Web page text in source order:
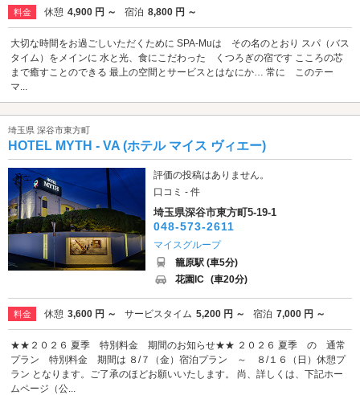
料金 休憩 4,900 円 ～ 宿泊 8,800 円 ～
大切な時間をお過ごしいただくために SPA-Muは その名のとおり スパ（バス
タイム）をメインに 水と光、食にこだわった くつろぎの宿です こころの芯
まで癒すことのできる 最上の空間とサービスとはなにか… 常に このテー
マ...
埼玉県 深谷市東方町
HOTEL MYTH - VA (ホテル マイス ヴィエー)
評価の投稿はありません。
口コミ - 件
埼玉県深谷市東方町5-19-1
048-573-2611
マイスグループ
籠原駅 (車5分)
花園IC (車20分)
料金 休憩 3,600 円 ～ サービスタイム 5,200 円 ～ 宿泊 7,000 円 ～
★★２０２６ 夏季 特別料金 期間のお知らせ★★ ２０２６ 夏季 の 通常
プラン 特別料金 期間は ８/７（金）宿泊プラン ～ ８/１６（日）休憩プ
ラン となります。ご了承のほどお願いいたします。 尚、詳しくは、下記ホー
ムページ（公...